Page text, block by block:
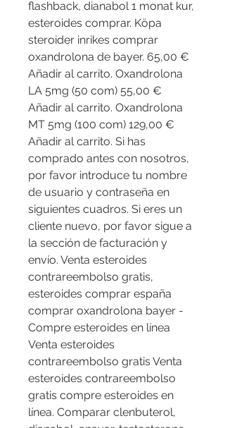
flashback, dianabol 1 monat kur,
esteroides comprar. Köpa
steroider inrikes comprar
oxandrolona de bayer. 65,00 €
Añadir al carrito. Oxandrolona
LA 5mg (50 com) 55,00 €
Añadir al carrito. Oxandrolona
MT 5mg (100 com) 129,00 €
Añadir al carrito. Si has
comprado antes con nosotros,
por favor introduce tu nombre
de usuario y contraseña en
siguientes cuadros. Si eres un
cliente nuevo, por favor sigue a
la sección de facturación y
envío. Venta esteroides
contrareembolso gratis,
esteroides comprar españa
comprar oxandrolona bayer -
Compre esteroides en línea
Venta esteroides
contrareembolso gratis Venta
esteroides contrareembolso
gratis compre esteroides en
línea. Comparar clenbuterol,